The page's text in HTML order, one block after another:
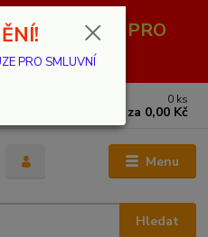
POUZE PRO
Menu
Hledat
0 ks
za 0,00 Kč
PRO SMLUVNÍ